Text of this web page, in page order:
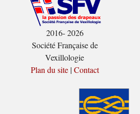
2016- 2026
Société Française de
Vexillologie
Plan du site|Contact